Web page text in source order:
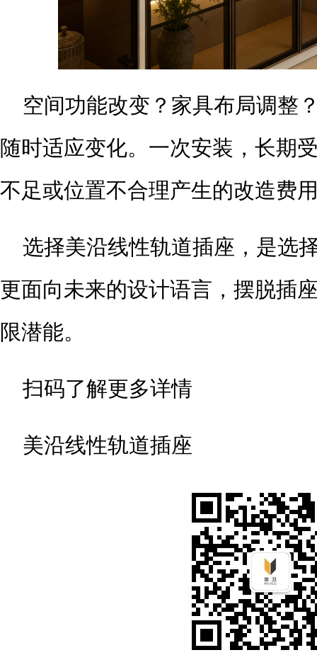
空间功能改变？家具布局调整
随时适应变化。一次安装，长期
不足或位置不合理产生的改造费
选择美沿线性轨道插座，是选
更面向未来的设计语言，摆脱插
限潜能。
扫码了解更多详情
美沿线性轨道插座